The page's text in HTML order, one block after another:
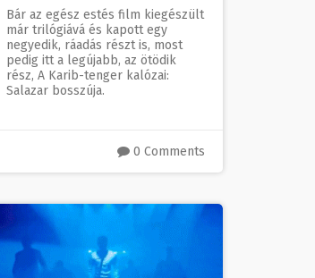
Bár az egész estés film kiegészült
már trilógiává és kapott egy
negyedik, ráadás részt is, most
pedig itt a legújabb, az ötödik
rész, A Karib-tenger kalózai:
Salazar bosszúja.
0 Comments